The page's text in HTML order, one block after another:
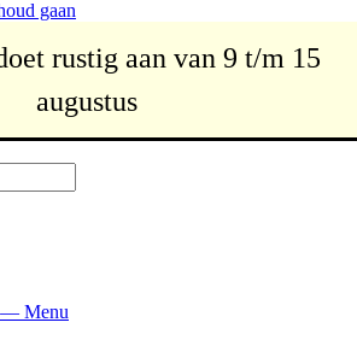
gaan
rustig aan van 9 t/m 15
augustus
— Menu